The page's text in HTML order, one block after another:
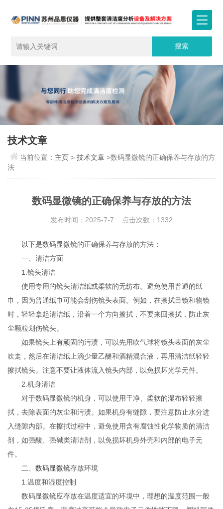
技术文章
当前位置： 主页 >技术文章 >数码显微镜的正确保养与存放的方
法
数码显微镜的正确保养与存放的方法
发布时间：2025-7-7 点击次数：1332
以下是数码显微镜的正确保养与存放的方法：
一、清洁方面
1.镜头清洁
使用专用的镜头清洁纸或柔软的无纺布。避免使用普通的纸
巾，因为普通纸巾可能会刮伤镜头表面。例如，在擦拭目镜和物镜
时，轻轻拿起清洁纸，沿着一个方向擦拭，不要来回擦拭，防止灰
尘颗粒划伤镜头。
如果镜头上有顽固的污渍，可以先用吹气球将镜头表面的灰尘
吹走，然后在清洁纸上滴少量乙醚和酒精混合液，再用清洁纸轻轻
擦拭镜头。注意不要让液体流入镜头内部，以免损坏光学元件。
2.机身清洁
对于数码显微镜的机身，可以使用干净、柔软的湿布轻轻擦
拭，去除表面的灰尘和污渍。如果机身有缝隙，要注意防止水分进
入缝隙内部。在擦拭过程中，避免使用含有腐蚀性化学物质的清洁
剂，如强酸、强碱类清洁剂，以免损坏机身外壳和内部的电子元
件。
二、数码显微镜存放环境
1.温度和湿度控制
数码显微镜应存放在温度适宜的环境中，理想的温度范围一般